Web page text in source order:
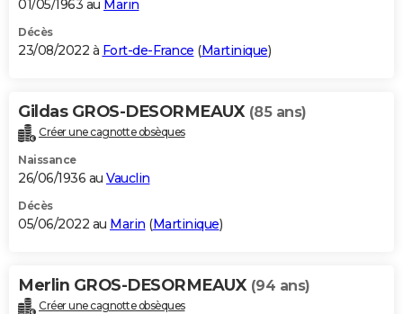
01/05/1963 au Marin
Décès
23/08/2022 à Fort-de-France (Martinique)
Gildas GROS-DESORMEAUX (85 ans)
Créer une cagnotte obsèques
Naissance
26/06/1936 au Vauclin
Décès
05/06/2022 au Marin (Martinique)
Merlin GROS-DESORMEAUX (94 ans)
Créer une cagnotte obsèques